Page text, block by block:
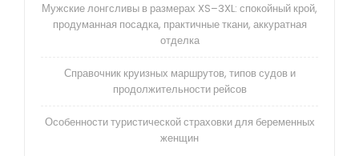
Мужские лонгсливы в размерах XS–3XL: спокойный крой,
продуманная посадка, практичные ткани, аккуратная
отделка
Справочник круизных маршрутов, типов судов и
продолжительности рейсов
Особенности туристической страховки для беременных
женщин